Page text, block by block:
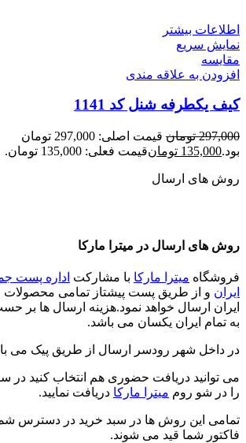
اطلاعات بیشتر
نمایش سریع
مقايسه
افزودن به علاقه مندی
کیف یکطرفه شنل کد 1141
297,000 تومان
قیمت اصلی: 297,000 تومان
بود.135,000 تومانقیمت فعلی: 135,000 تومان.
روش های ارسال
روش های ارسال در میترا مارکا
فروشگاه میترا مارکا با مشارکت اداره پست
ایران و از طریق پست پیشتاز تمامی محصولات
ایران ارسال خواهد نمود.هزینه ارسال ها
به تمام ایران یکسان می باشد.
در داخل شهر رودسر ارسال از طریق پیک می
می توانید دریافت حضوری هم انتخاب کنید در
را در شو روم میترا مارکا دریافت نمایید.
تمامی این روش ها در سبد خرید در دسترس
فاکتور شما قید می شوند.